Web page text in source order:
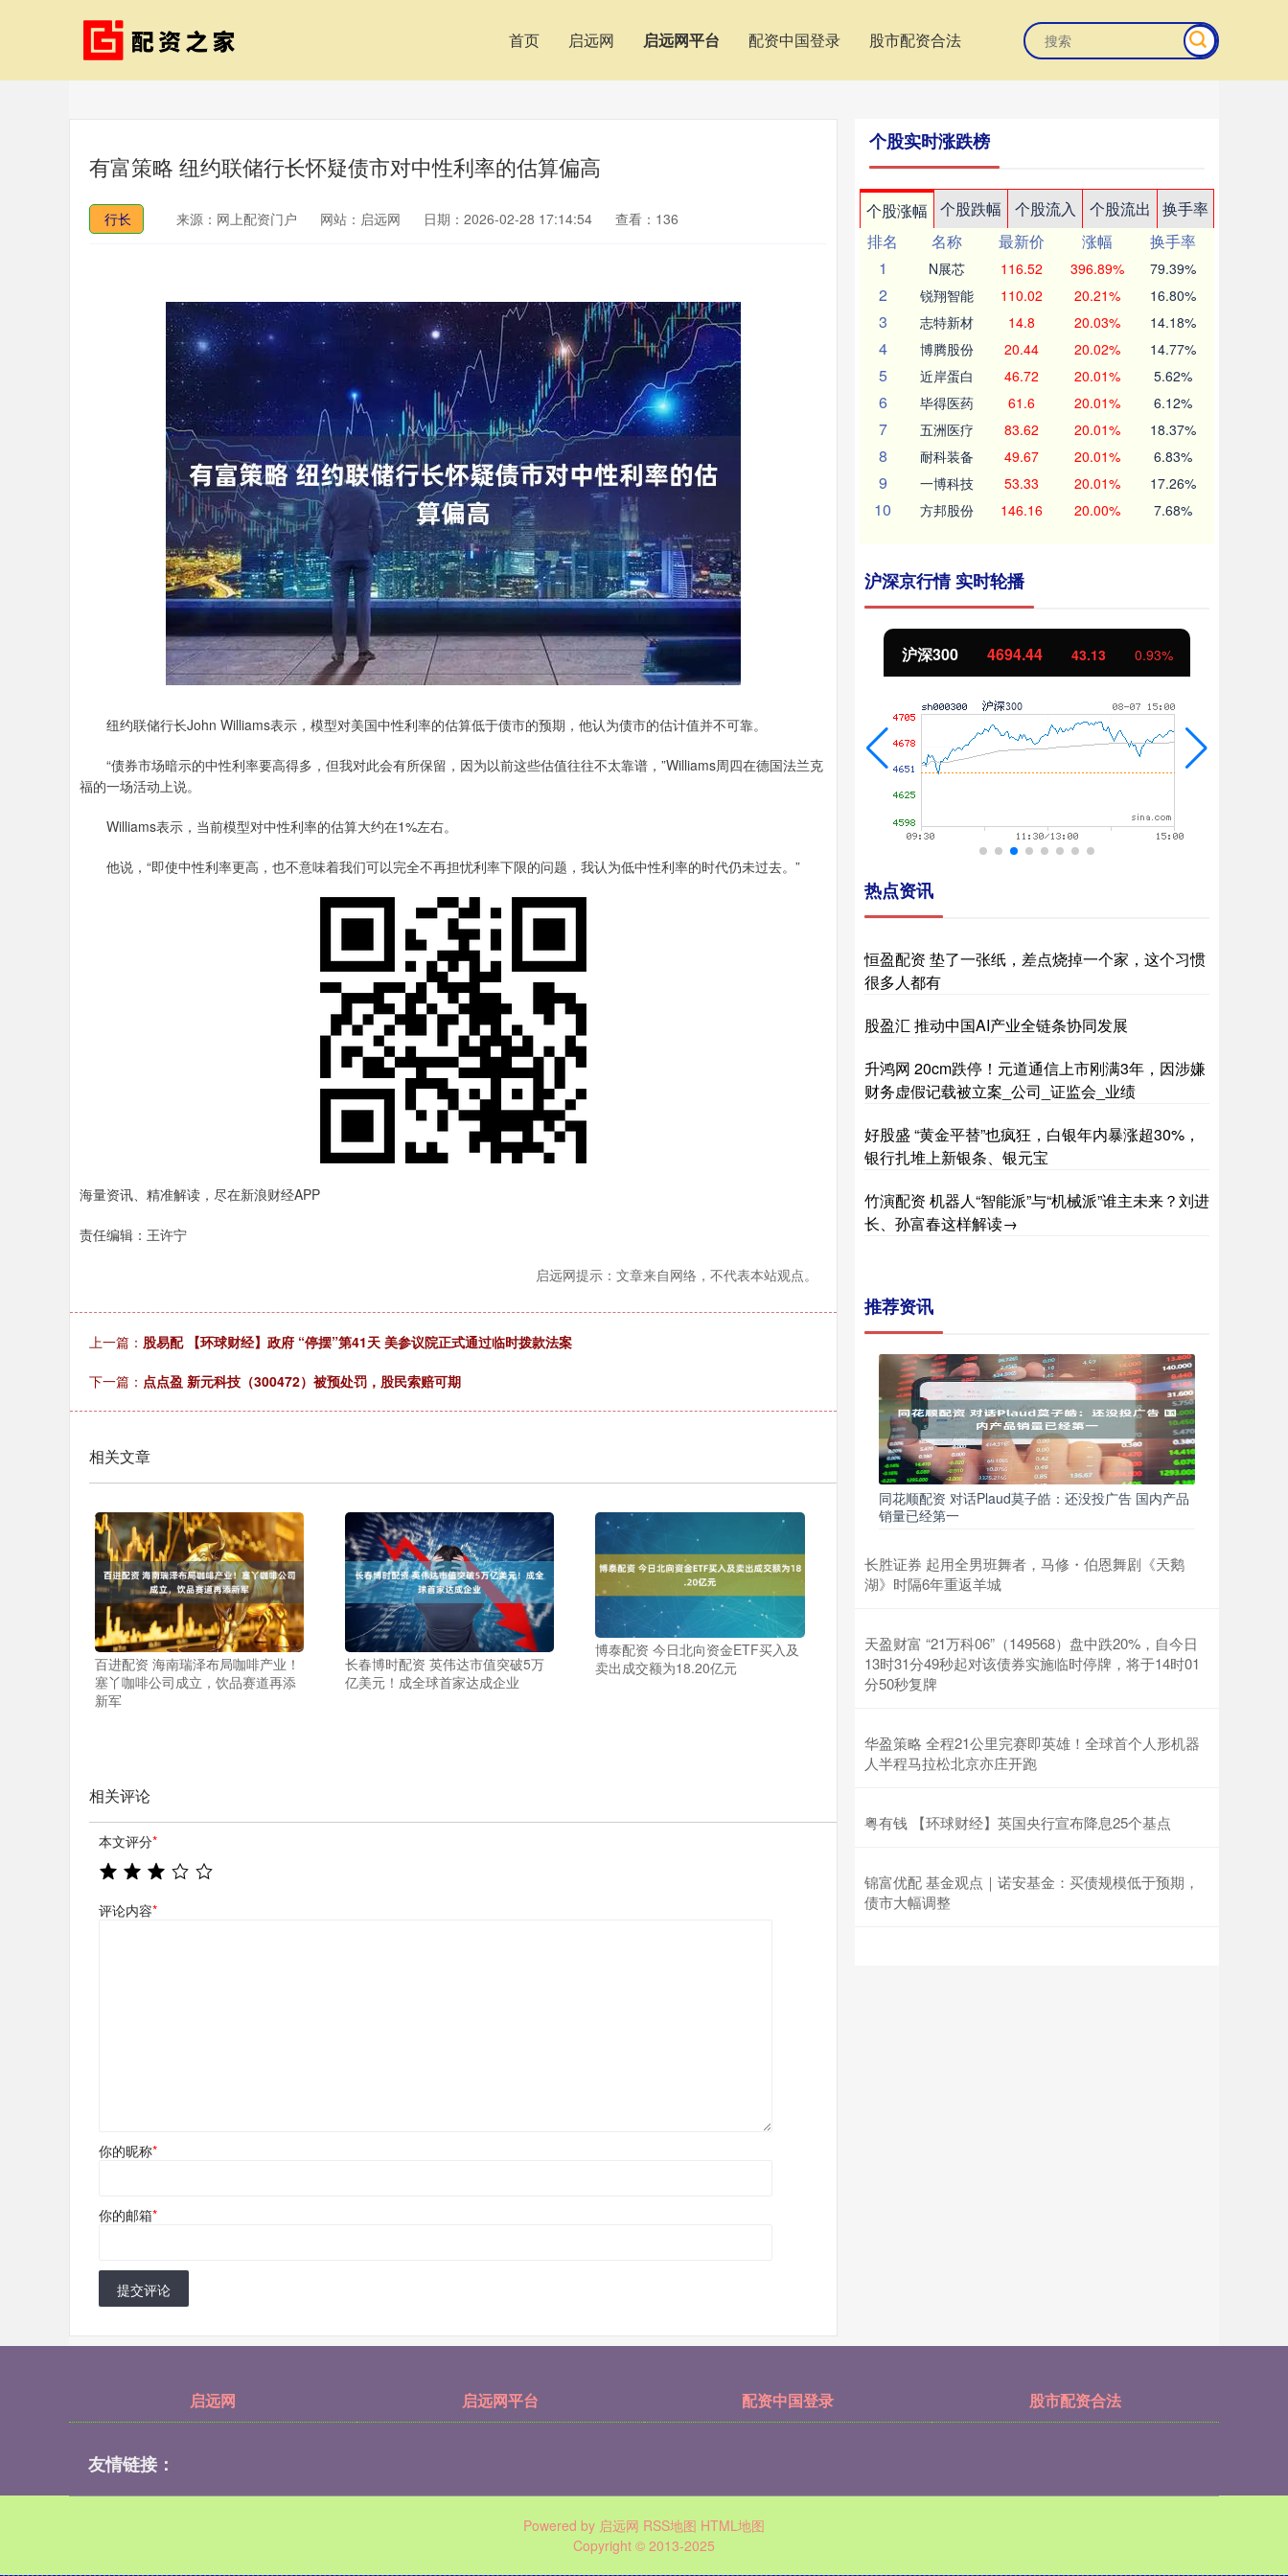
首页 启远网 启远网平台 配资中国登录 股市配资合法
有富策略 纽约联储行长怀疑债市对中性利率的估算偏高
行长 来源：网上配资门户 网站：启远网 日期：2026-02-28 17:14:54 查看：136
纽约联储行长John Williams表示，模型对美国中性利率的估算低于债市的预期，他认为债市的估计值并不可靠。
“债券市场暗示的中性利率要高得多，但我对此会有所保留，因为以前这些估值往往不太靠谱，”Williams周四在德国法兰克
福的一场活动上说。
Williams表示，当前模型对中性利率的估算大约在1%左右。
他说，“即使中性利率更高，也不意味着我们可以完全不再担忧利率下限的问题，我认为低中性利率的时代仍未过去。”
海量资讯、精准解读，尽在新浪财经APP
责任编辑：王许宁
启远网提示：文章来自网络，不代表本站观点。
上一篇： 股易配 【环球财经】政府 “停摆”第41天 美参议院正式通过临时拨款法案
下一篇： 点点盈 新元科技（300472）被预处罚，股民索赔可期
相关文章
百进配资 海南瑞泽布局咖啡产业！
塞丫咖啡公司成立，饮品赛道再添
新军
长春博时配资 英伟达市值突破5万
亿美元！成全球首家达成企业
博泰配资 今日北向资金ETF买入及
卖出成交额为18.20亿元
相关评论
本文评分*
评论内容*
你的昵称*
你的邮箱*
提交评论
个股实时涨跌榜
个股涨幅 个股跌幅 个股流入 个股流出
换手率
排名
名称 最新价 涨幅
换手率
1
N展芯 116.52 396.89% 79.39%
2 锐翔智能 110.02 20.21% 16.80%
3 志特新材 14.8 20.03% 14.18%
4 博腾股份 20.44 20.02% 14.77%
5 近岸蛋白 46.72 20.01% 5.62%
6 毕得医药 61.6 20.01% 6.12%
7 五洲医疗 83.62 20.01% 18.37%
8 耐科装备 49.67 20.01% 6.83%
9 一博科技 53.33 20.01% 17.26%
10 方邦股份 146.16 20.00% 7.68%
沪深京行情 实时轮播
上证指数 3940.04 39.68 1.02% 深证成指 14311.01 沪深300 4694.44 43.13 0.93%
热点资讯
恒盈配资 垫了一张纸，差点烧掉一个家，这个习惯
很多人都有
股盈汇 推动中国AI产业全链条协同发展
升鸿网 20cm跌停！元道通信上市刚满3年，因涉嫌
财务虚假记载被立案_公司_证监会_业绩
好股盛 “黄金平替”也疯狂，白银年内暴涨超30%，
银行扎堆上新银条、银元宝
竹演配资 机器人“智能派”与“机械派”谁主未来？刘进
长、孙富春这样解读→
推荐资讯
同花顺配资 对话Plaud莫子皓：还没投广告 国内产品
销量已经第一
长胜证券 起用全男班舞者，马修・伯恩舞剧《天鹅
湖》时隔6年重返羊城
天盈财富 “21万科06”（149568）盘中跌20%，自今日
13时31分49秒起对该债券实施临时停牌，将于14时01
分50秒复牌
华盈策略 全程21公里完赛即英雄！全球首个人形机器
人半程马拉松北京亦庄开跑
粤有钱 【环球财经】英国央行宣布降息25个基点
锦富优配 基金观点｜诺安基金：买债规模低于预期，
债市大幅调整
启远网 启远网平台 配资中国登录 股市配资合法
友情链接：
Powered by 启远网 RSS地图 HTML地图
Copyright © 2013-2025